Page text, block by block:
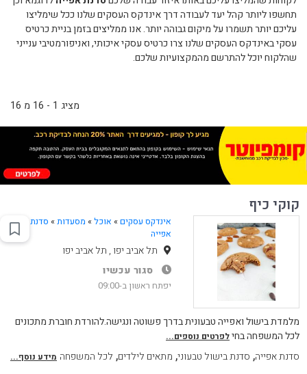
תחשפו ליותר קהל יעד לעבודה דרך אינדקס העסקים שלנו ככל שימליצו
עליכם יותר תשמרו על מיקום גבוהה יותר. אנו ממליצים בזמן בניית כרטיס
עסקי באינדקס העסקים שלנו צרו כרטיס עסקי איכותי, ואניפורמטיבי ענייני
שהלקוח יוכל להתרשם מהמקצועיות שלכם.
מציג 1 - 16 מ 16
קוקי כיף
אינדקס עסקים » אוכל» מסעדות» סדנת
אפייה
תל אביב יפו , תל אביב יפו
סגור עכשיו
יפתח ראשון ב-09:00
מלמדת בישול ואפייה טבעונית בדרך פשוטה ונגישה.להורדת חוברת מתכונים
לכל המשפחה בחילפרטים נוספים...
סדנת אפייה, סדנת בישול טבעוני, מתאים לילדים, לכל המשפחה מידע נוסף...